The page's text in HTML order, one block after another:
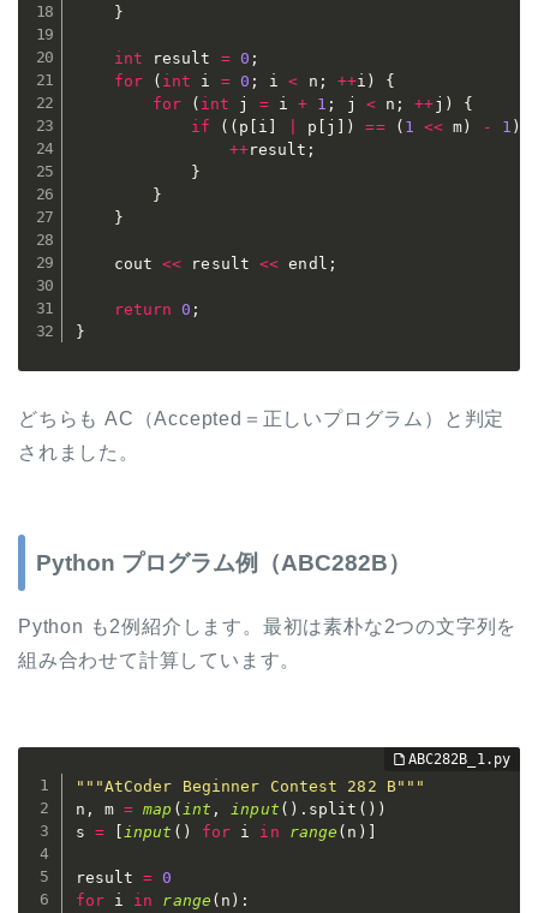
}
int result = 0 ;
for
( int i = 0 ; i < n ; ++i )
{
for
( int j = i + 1 ; j < n ; ++j )
{
if
( ( p i p j ) == ( 1 << m ) - 1 )
++result ;
}
}
}
	cout
<< result << endl ;
return 0 ;
}
どちらも AC（Accepted＝正しいプログラム）と判定
されました。
Python プログラム例（ABC282B）
Python も2例紹介します。最初は素朴な2つの文字列を
組み合わせて計算しています。
"""AtCoder Beginner Contest 282 B"""
n , m = map ( int , input ( ) . split ( ) )
s = [ input ( ) for i in range ( n ) ]
result = 0
for i in range ( n ) :